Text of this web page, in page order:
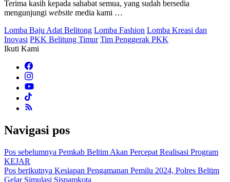
Terima kasih kepada sahabat semua, yang sudah bersedia
mengunjungi website media kami …
Lomba Baju Adat Belitong Lomba Fashion Lomba Kreasi dan
Inovasi PKK Belitung Timur Tim Penggerak PKK
Ikuti Kami
Navigasi pos
Pos sebelumnya Pemkab Beltim Akan Percepat Realisasi Program
KEJAR
Pos berikutnya Kesiapan Pengamanan Pemilu 2024, Polres Beltim
Gelar Simulasi Sispamkota